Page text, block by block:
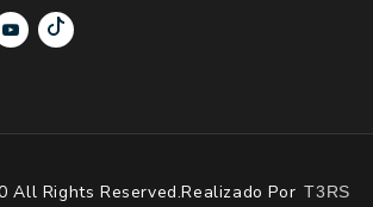
All Rights Reserved.Realizado Por T3RS